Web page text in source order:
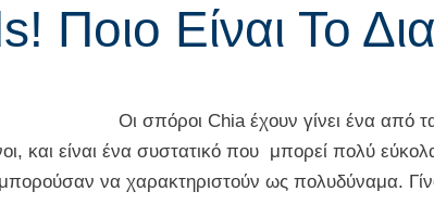
Ποιο Είναι Το
γίνει ένα από τα πιο δημοφιλή
και είναι ένα συστατικό που μπορεί πολύ
να χαρακτηριστούν ως πολυδύναμα.